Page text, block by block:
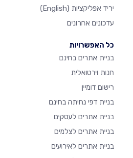
יריד אפליקציות (English)
עדכונים אחרונים
כל האפשרויות
בניית אתרים בחינם
חנות וירטואלית
רישום דומיין
בניית דפי נחיתה בחינם
בניית אתרים לעסקים
בניית אתרים לצלמים
בניית אתרים לאירועים